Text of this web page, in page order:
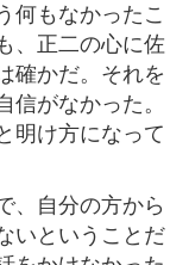
何もなかったこ
、正二の心に佐
確かだ。それを
がなかった。
明け方になって
、自分の方から
いということだ